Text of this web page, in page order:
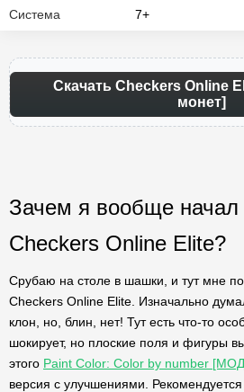
Система 7+
Скачать Checkers Online
монет]
Зачем я вообще начал
Checkers Online Elite?
Срубаю на столе в шашки, и тут мне
Checkers Online Elite. Изначально
клон, но, блин, нет! Тут есть что-то
шокирует, но плоские поля и фигуры
этого Paint Color: Color by number
версия с улучшениями.